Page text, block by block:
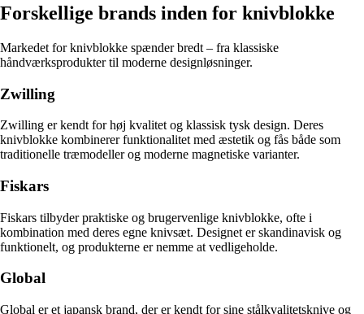
Forskellige brands inden for knivblokke
Markedet for knivblokke spænder bredt – fra klassiske
håndværksprodukter til moderne designløsninger.
Zwilling
Zwilling er kendt for høj kvalitet og klassisk tysk design. Deres
knivblokke kombinerer funktionalitet med æstetik og fås både som
traditionelle træmodeller og moderne magnetiske varianter.
Fiskars
Fiskars tilbyder praktiske og brugervenlige knivblokke, ofte i
kombination med deres egne knivsæt. Designet er skandinavisk og
funktionelt, og produkterne er nemme at vedligeholde.
Global
Global er et japansk brand, der er kendt for sine stålkvalitetsknive og